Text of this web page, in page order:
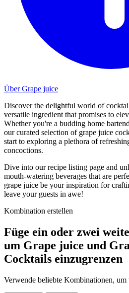
Über Grape juice
Discover the delightful world of
versatile ingredient that promises to
Whether you're a budding home
our curated selection of grape juice
start to exploring a plethora of
concoctions.
Dive into our recipe listing page and
mouth-watering beverages that are
grape juice be your inspiration for
leave your guests in awe!
Kombination erstellen
Füge ein oder zwei
um Grape juice und
Cocktails einzugrenzen
Verwende beliebte Kombinationen,